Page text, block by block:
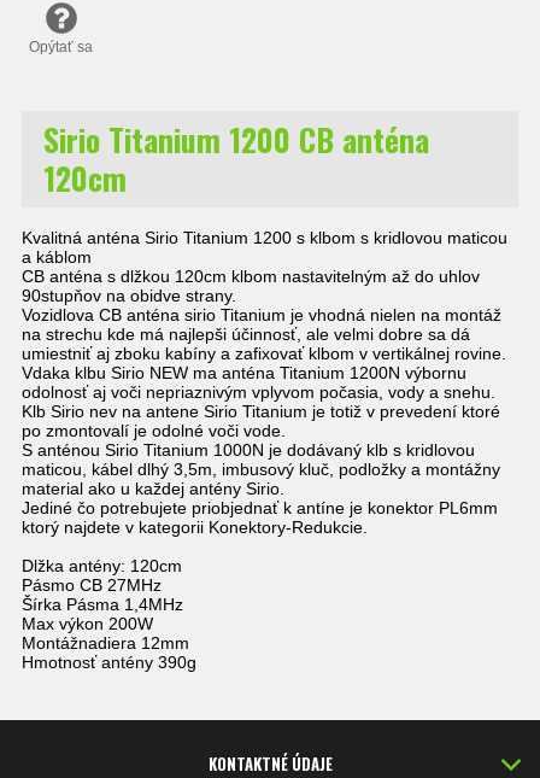
Opýtať sa
Sirio Titanium 1200 CB anténa
120cm
Kvalitná anténa Sirio Titanium 1200 s klbom s kridlovou maticou
a káblom
CB anténa s dlžkou 120cm klbom nastavitelným až do uhlov
90stupňov na obidve strany.
Vozidlova CB anténa sirio Titanium je vhodná nielen na montáž
na strechu kde má najlepši účinnosť, ale velmi dobre sa dá
umiestniť aj zboku kabíny a zafixovať klbom v vertikálnej rovine.
Vdaka klbu Sirio NEW ma anténa Titanium 1200N výbornu
odolnosť aj voči nepriaznivým vplyvom počasia, vody a snehu.
Klb Sirio nev na antene Sirio Titanium je totiž v prevedení ktoré
po zmontovalí je odolné voči vode.
S anténou Sirio Titanium 1000N je dodávaný klb s kridlovou
maticou, kábel dlhý 3,5m, imbusový kluč, podložky a montážny
material ako u každej antény Sirio.
Jediné čo potrebujete priobjednať k antíne je konektor PL6mm
ktorý najdete v kategorii Konektory-Redukcie.
Dlžka antény: 120cm
Pásmo CB 27MHz
Šírka Pásma 1,4MHz
Max výkon 200W
Montážnadiera 12mm
Hmotnosť antény 390g
KONTAKTNÉ ÚDAJE